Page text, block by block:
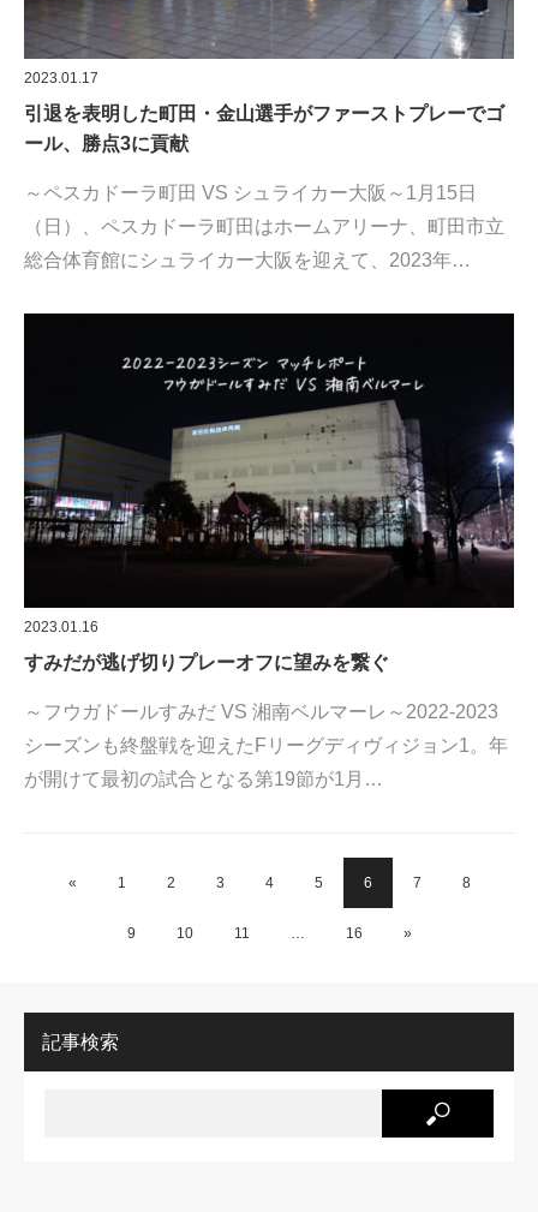
2023.01.17
引退を表明した町田・金山選手がファーストプレーでゴ
ール、勝点3に貢献
～ペスカドーラ町田 VS シュライカー大阪～1月15日
（日）、ペスカドーラ町田はホームアリーナ、町田市立
総合体育館にシュライカー大阪を迎えて、2023年…
2023.01.16
すみだが逃げ切りプレーオフに望みを繋ぐ
～フウガドールすみだ VS 湘南ベルマーレ～2022-2023
シーズンも終盤戦を迎えたFリーグディヴィジョン1。年
が開けて最初の試合となる第19節が1月…
« 1 2 3 4 5 6 7 8
9 10 11 … 16 »
記事検索